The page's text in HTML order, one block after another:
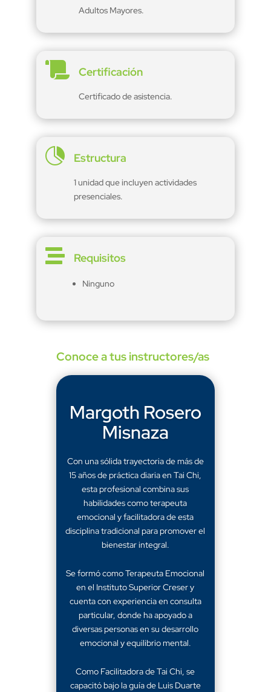
Adultos Mayores.
 Certificación
Certificado de asistencia.
 Estructura
1 unidad que incluyen actividades
presenciales.
 Requisitos
Ninguno
Conoce a tus instructores/as
Margoth Rosero
Misnaza
Con una sólida trayectoria de más de
15 años de práctica diaria en Tai Chi,
esta profesional combina sus
habilidades como terapeuta
emocional y facilitadora de esta
disciplina tradicional para promover el
bienestar integral.
Se formó como Terapeuta Emocional
en el Instituto Superior Creser y
cuenta con experiencia en consulta
particular, donde ha apoyado a
diversas personas en su desarrollo
emocional y equilibrio mental.
Como Facilitadora de Tai Chi, se
capacitó bajo la guía de Luis Duarte